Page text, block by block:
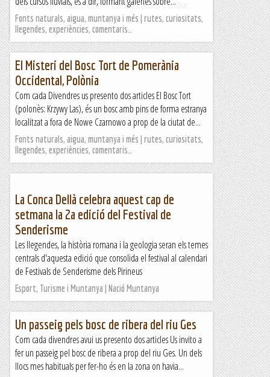
Ajaguda.L'aproximació és molt còmoda, abans d'arribar...
Conqueridors de l'inútil
Fonts naturals, aigua, muntanya i més | rutes, curiositats,
llegendes, experiències, comentaris…
El Misteri del Bosc Tort de Pomerània
Occidental, Polònia
Com cada Divendres us presento dos articles El Bosc Tort
(polonès: Krzywy Las), és un bosc amb pins de forma estranya
localitzat a fora de Nowe Czarnowo a prop de la ciutat de...
Fonts naturals, aigua, muntanya i més | rutes, curiositats,
llegendes, experiències, comentaris…
La Conca Dellà celebra aquest cap de
setmana la 2a edició del Festival de
Senderisme
Les llegendes, la història romana i la geologia seran els temes
centrals d'aquesta edició que consolida el festival al calendari
de Festivals de Senderisme dels Pirineus
Esport, Turisme i Muntanya | Nació Muntanya
Un passeig pels bosc de ribera del riu Ges
Com cada divendres avui us presento dos articles Us invito a
fer un passeig pel bosc de ribera a prop del riu Ges. Un dels
llocs mes habituals per fer-ho és en la zona on havia...